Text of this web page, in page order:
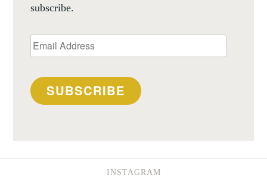
subscribe.
Email
Address
SUBSCRIBE
INSTAGRAM